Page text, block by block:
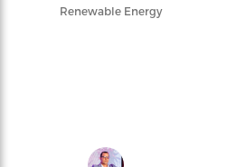
Renewable Energy